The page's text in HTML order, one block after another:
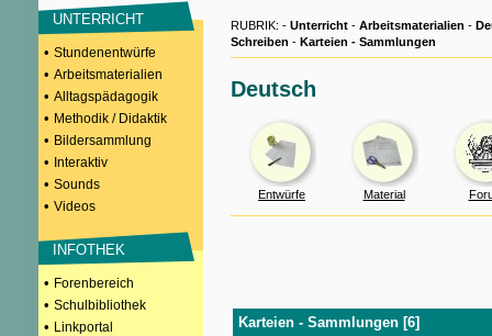
UNTERRICHT
• Stundenentwürfe
• Arbeitsmaterialien
• Alltagspädagogik
• Methodik / Didaktik
• Bildersammlung
• Interaktiv
• Sounds
• Videos
INFOTHEK
• Forenbereich
• Schulbibliothek
• Linkportal
RUBRIK: - Unterricht - Arbeitsmaterialien -
Schreiben - Karteien - Sammlungen
Deutsch
Entwürfe Material
Karteien - Sammlungen [6]